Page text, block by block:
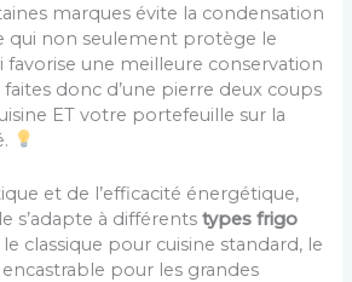
marques évite la condensation
qui non seulement protège le
favorise une meilleure conservation
faites donc d’une pierre deux coups
ET votre portefeuille sur la
et de l’efficacité énergétique,
s’adapte à différentstypes frigo
classique pour cuisine standard, le
pour les grandes